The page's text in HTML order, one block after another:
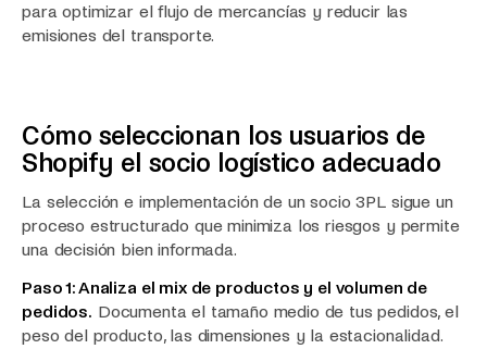
para optimizar el flujo de mercancías y reducir las
emisiones del transporte.
Cómo seleccionan los usuarios de
Shopify el socio logístico adecuado
La selección e implementación de un socio 3PL sigue un
proceso estructurado que minimiza los riesgos y permite
una decisión bien informada.
Paso 1: Analiza el mix de productos y el volumen de
pedidos. Documenta el tamaño medio de tus pedidos, el
peso del producto, las dimensiones y la estacionalidad.